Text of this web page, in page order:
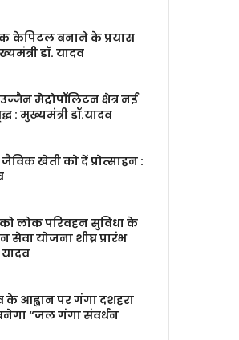
केपिटल बनाने के प्रयास
डॉ. यादव
मेट्रोपॉलिटन क्षेत्र नई
: मुख्यमंत्री डॉ.यादव
खेती को दें प्रोत्साहन :
लोक परिवहन सुविधा के
योजना शीघ्र प्रारंभ
के आह्वान पर गंगा दशहरा
“जल गंगा संवर्धन